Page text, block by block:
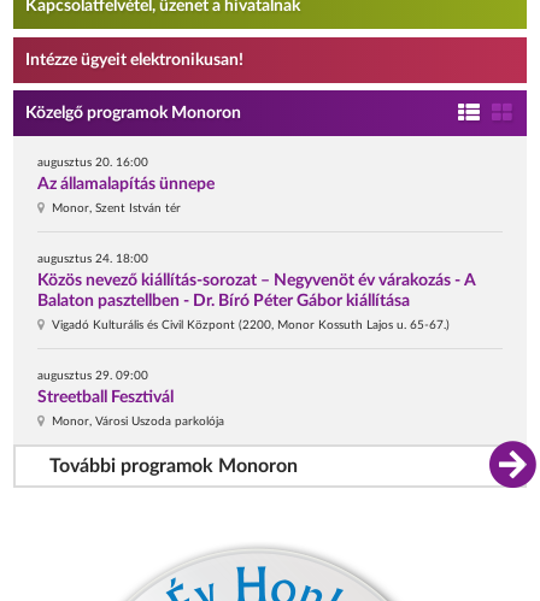
Kapcsolatfelvétel, üzenet a hivatalnak
Intézze ügyeit elektronikusan!
Közelgő programok Monoron
augusztus 20. 16:00
Az államalapítás ünnepe
Monor, Szent István tér
augusztus 24. 18:00
Közös nevező kiállítás-sorozat – Negyvenöt év várakozás - A
Balaton pasztellben - Dr. Bíró Péter Gábor kiállítása
Vigadó Kulturális és Civil Központ (2200, Monor Kossuth Lajos u. 65-67.)
augusztus 29. 09:00
Streetball Fesztivál
Monor, Városi Uszoda parkolója
További programok Monoron